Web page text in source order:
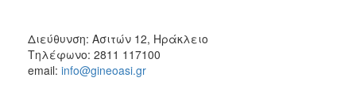
Διεύθυνση: Ασιτών 12, Ηράκλειο
Τηλέφωνο: 2811 117100
email: info@gineoasi.gr